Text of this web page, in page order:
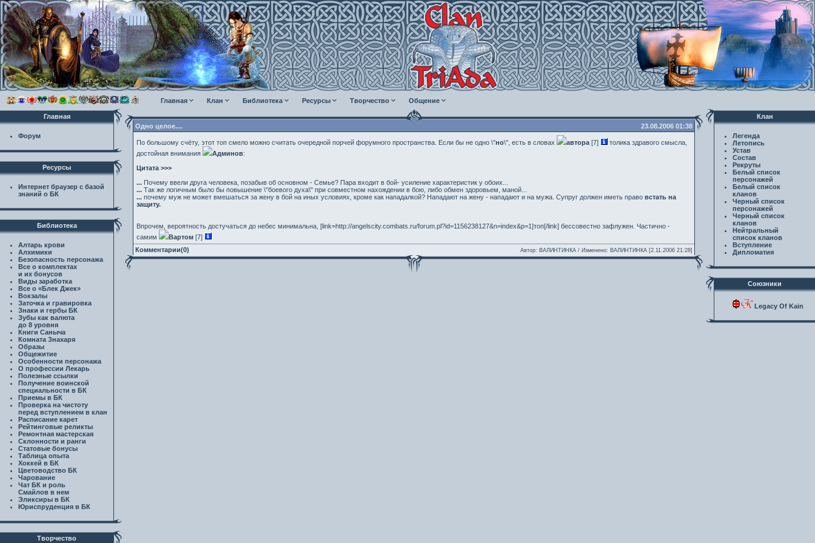
Главная Клан Библиотека Ресурсы Творчество Общение
Главная
Форум
Ресурсы
Интернет браузер с базой
знаний о БК
Библиотека
Алтарь крови
Алхимики
Безопасность персонажа
Все о комплектах
и их бонусов
Виды заработка
Все о «Блек Джек»
Вокзалы
Заточка и гравировка
Знаки и гербы БК
Зубы как валюта
до 8 уровня
Книги Саныча
Комната Знахаря
Образы
Общежитие
Особенности персонажа
О профессии Лекарь
Полезные ссылки
Получение воинской
специальности в БК
Приемы в БК
Проверка на чистоту
перед вступлением в клан
Расписание карет
Рейтинговые реликты
Ремонтная мастерская
Склонности и ранги
Статовые бонусы
Таблица опыта
Хоккей в БК
Цветоводство БК
Чарование
Чат БК и роль
Смайлов в нем
Эликсиры в БК
Юриспруденция в БК
Творчество
Одно целое.... 23.08.2006 01:38
По большому счёту, этот топ смело можно считать очередной порчей форумного пространства. Если бы не одно \"но\", есть в словах автора [7]
толика здравого смысла,
достойная внимания
Админов:
Цитата >>>
... Почему ввели друга человека, позабыв об основном - Семье? Пара входит в бой- усиление характеристик у обоих...
... Так же логичным было бы повышение \"боевого духа\" при совместном нахождении в бою, либо обмен здоровьем, маной...
... почему муж не может вмешаться за жену в бой на иных условиях, кроме как нападалкой? Нападают на жену - нападают и на мужа. Супруг должен иметь право встать на
защиту.
Впрочем, вероятность достучаться до небес минимальна, [link=http://angelscity.combats.ru/forum.pl?id=1156238127&n=index&p=1]топ[/link] бессовестно зафлужен. Частично -
самим
Вартом [7]
Комментарии(0)
Автор: ВАЛИНТИНКА / Изменено: ВАЛИНТИНКА [2.11.2006 21:28]
Клан
Легенда
Летопись
Устав
Состав
Рекруты
Белый список
персонажей
Белый список
кланов
Черный список
персонажей
Черный список
кланов
Нейтральный
список кланов
Вступление
Дипломатия
Союзники
Legacy Of Kain